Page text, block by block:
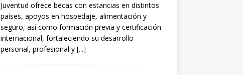
Juventud ofrece becas con estancias en distintos
países, apoyos en hospedaje, alimentación y
seguro, así como formación previa y certificación
internacional, fortaleciendo su desarrollo
personal, profesional y [...]